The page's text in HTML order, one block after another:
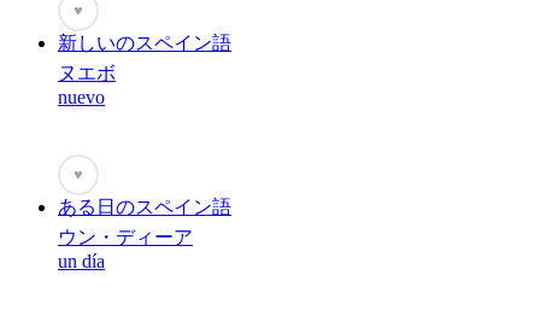
♥
新しいのスペイン語
ヌエボ
nuevo
♥
ある日のスペイン語
ウン・ディーア
un día